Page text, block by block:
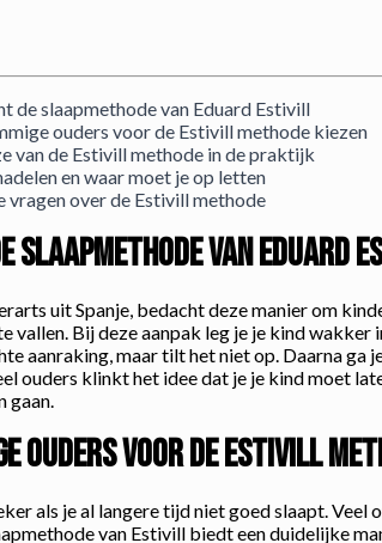
de slaapmethode van Eduard Estivill
ouders voor de Estivill methode kiezen
van de Estivill methode in de praktijk
en waar moet je op letten
vragen over de Estivill methode
slaapmethode van Eduard
uit Spanje, bedacht deze manier om
vallen. Bij deze aanpak leg je je kind
aanraking, maar tilt het niet op. Daarna
ouders klinkt het idee dat je je kind moet
gaan.
ouders voor de Estivill
als je al langere tijd niet goed slaapt.
van Estivill biedt een duidelijke